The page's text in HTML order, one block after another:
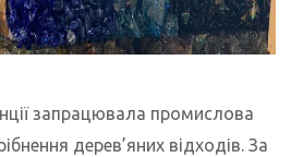
запрацювала промислова
дерев’яних відходів. За